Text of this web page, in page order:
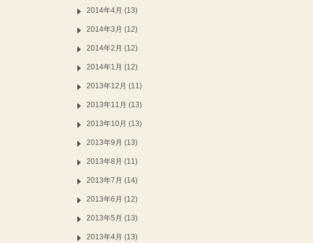
2014年4月 (13)
2014年3月 (12)
2014年2月 (12)
2014年1月 (12)
2013年12月 (11)
2013年11月 (13)
2013年10月 (13)
2013年9月 (13)
2013年8月 (11)
2013年7月 (14)
2013年6月 (12)
2013年5月 (13)
2013年4月 (13)